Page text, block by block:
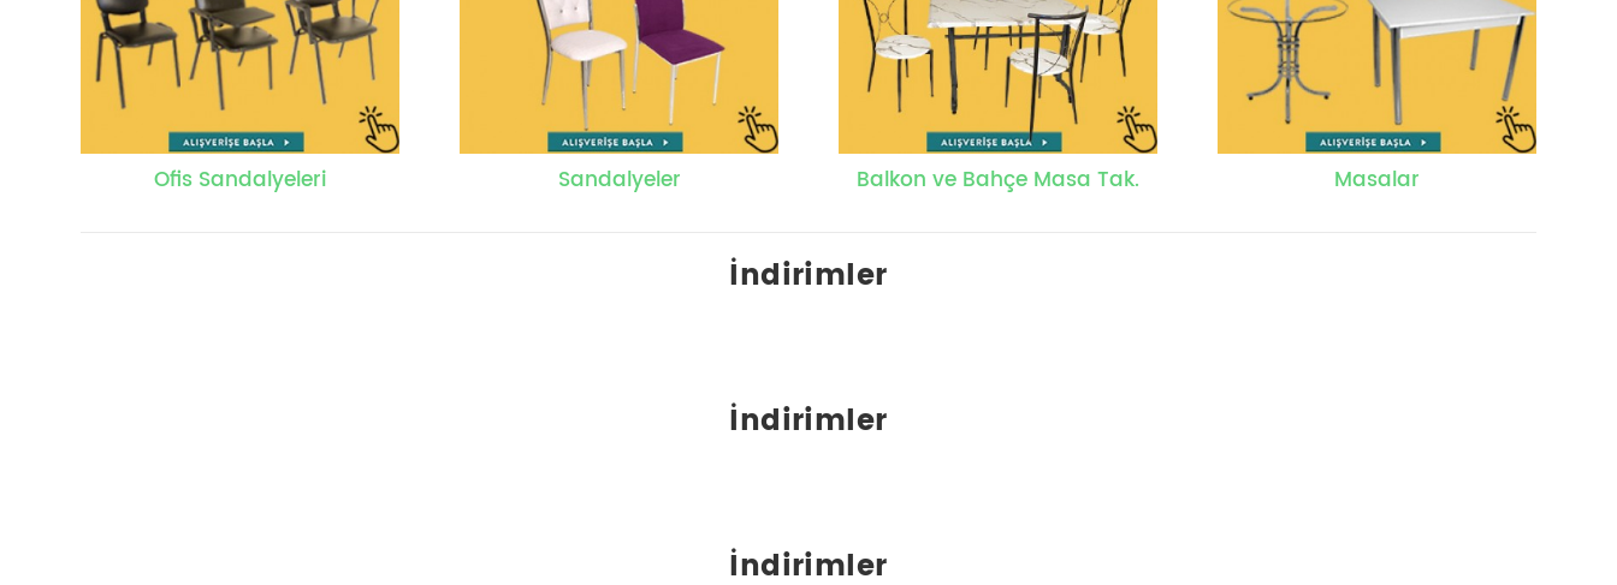
Ofis Sandalyeleri Sandalyeler Balkon ve Bahçe Masa Tak. Masalar
İndirimler
İndirimler
İndirimler